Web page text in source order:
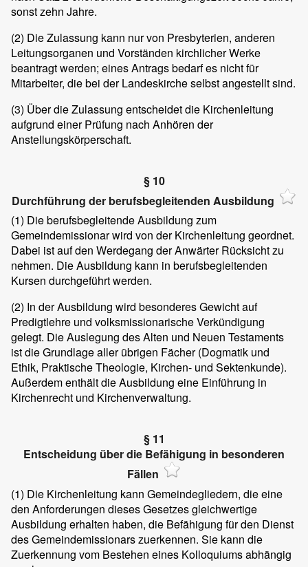
sonst zehn Jahre.
(2) Die Zulassung kann nur von Presbyterien, anderen
Leitungsorganen und Vorständen kirchlicher Werke
beantragt werden; eines Antrags bedarf es nicht für
Mitarbeiter, die bei der Landeskirche selbst angestellt sind.
(3) Über die Zulassung entscheidet die Kirchenleitung
aufgrund einer Prüfung nach Anhören der
Anstellungskörperschaft.
§ 10
Durchführung der berufsbegleitenden Ausbildung
(1) Die berufsbegleitende Ausbildung zum
Gemeindemissionar wird von der Kirchenleitung geordnet.
Dabei ist auf den Werdegang der Anwärter Rücksicht zu
nehmen. Die Ausbildung kann in berufsbegleitenden
Kursen durchgeführt werden.
(2) In der Ausbildung wird besonderes Gewicht auf
Predigtlehre und volksmissionarische Verkündigung
gelegt. Die Auslegung des Alten und Neuen Testaments
ist die Grundlage aller übrigen Fächer (Dogmatik und
Ethik, Praktische Theologie, Kirchen- und Sektenkunde).
Außerdem enthält die Ausbildung eine Einführung in
Kirchenrecht und Kirchenverwaltung.
§ 11
Entscheidung über die Befähigung in besonderen
Fällen
(1) Die Kirchenleitung kann Gemeindegliedern, die eine
den Anforderungen dieses Gesetzes gleichwertige
Ausbildung erhalten haben, die Befähigung für den Dienst
des Gemeindemissionars zuerkennen. Sie kann die
Zuerkennung vom Bestehen eines Kolloquiums abhängig